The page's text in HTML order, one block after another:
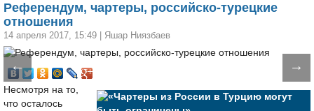
Референдум, чартеры, российско-турецкие
отношения
14 апреля 2017, 15:49 Яшар Ниязбаев
← →
Несмотря на то,
что осталось